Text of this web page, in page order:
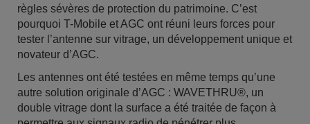
règles sévères de protection du patrimoine. C’est
pourquoi T-Mobile et AGC ont réuni leurs forces pour
tester l’antenne sur vitrage, un développement unique et
novateur d’AGC.
Les antennes ont été testées en même temps qu’une
autre solution originale d’AGC : WAVETHRU®, un
double vitrage dont la surface a été traitée de façon à